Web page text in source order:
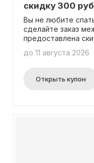
скидку 300
Вы не любите
сделайте заказ
предоставлена
город. Подробную
до 11 августа 2026
Открыть купон